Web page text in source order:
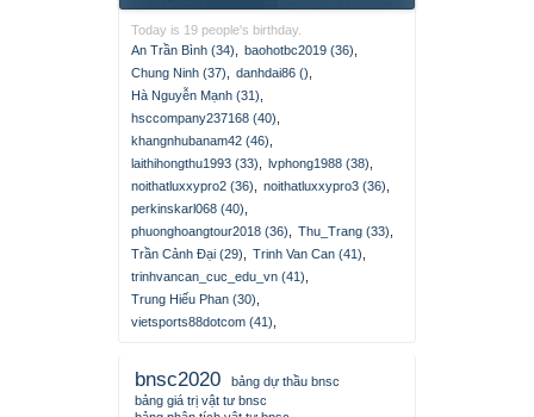
Today is 19 people's birthday.
An Trần Bình (34)
baohotbc2019 (36)
Chung Ninh (37)
danhdai86 ()
Hà Nguyễn Mạnh (31)
hsccompany237168 (40)
khangnhubanam42 (46)
laithihongthu1993 (33)
lvphong1988 (38)
noithatluxxypro2 (36)
noithatluxxypro3 (36)
perkinskarl068 (40)
phuonghoangtour2018 (36)
Thu_Trang (33)
Trần Cảnh Đại (29)
Trinh Van Can (41)
trinhvancan_cuc_edu_vn (41)
Trung Hiếu Phan (30)
vietsports88dotcom (41)
bnsc2020
bảng dự thầu bnsc
bảng giá trị vật tư bnsc